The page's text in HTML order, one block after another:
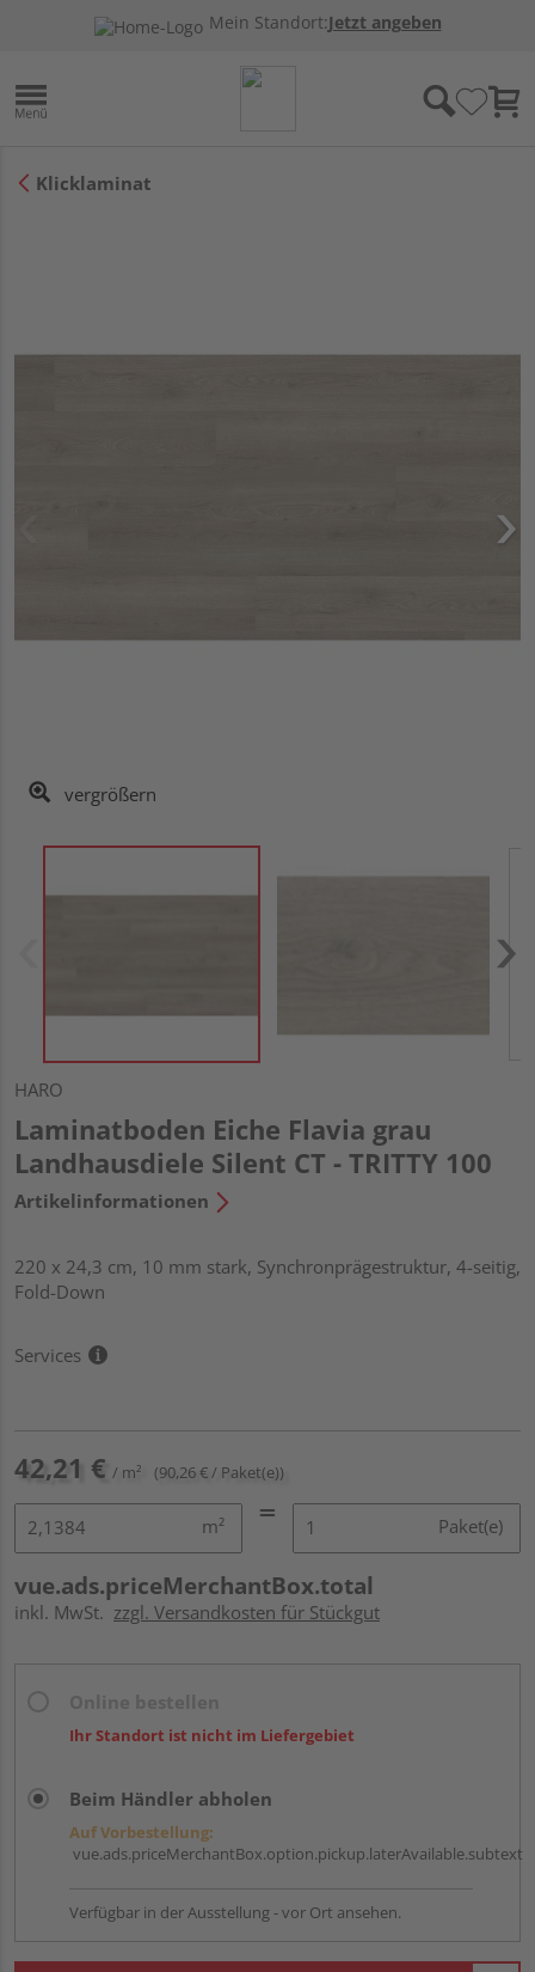
Mein Standort:Jetzt angeben
Klicklaminat
vergrößern
HARO
Laminatboden Eiche Flavia grau
Landhausdiele Silent CT - TRITTY 100
Artikelinformationen
220 x 24,3 cm, 10 mm stark, Synchronprägestruktur, 4-seitig,
Fold-Down
Services
42,21 € / m² (90,26 € / Paket(e))
m² Paket(e)
vue.ads.priceMerchantBox.total
inkl. MwSt. zzgl. Versandkosten für Stückgut
Ihr Standort ist nicht im Liefergebiet
Beim Händler abholen
Auf Vorbestellung:
vue.ads.priceMerchantBox.option.pickup.laterAvailable.subtext
Verfügbar in der Ausstellung - vor Ort ansehen.